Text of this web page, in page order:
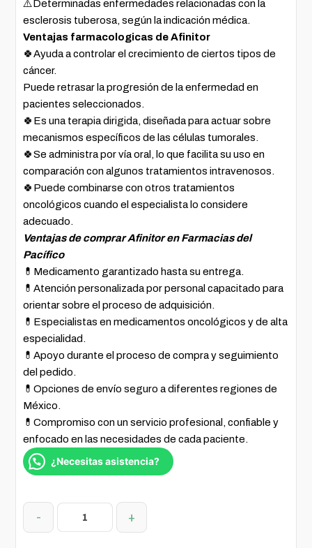
⚠️Determinadas enfermedades relacionadas con la
esclerosis tuberosa, según la indicación médica.
Ventajas farmacologicas de Afinitor
🍀Ayuda a controlar el crecimiento de ciertos tipos de
cáncer.
Puede retrasar la progresión de la enfermedad en
pacientes seleccionados.
🍀Es una terapia dirigida, diseñada para actuar sobre
mecanismos específicos de las células tumorales.
🍀Se administra por vía oral, lo que facilita su uso en
comparación con algunos tratamientos intravenosos.
🍀Puede combinarse con otros tratamientos
oncológicos cuando el especialista lo considere
adecuado.
Ventajas de comprar Afinitor en Farmacias del
Pacífico
💊Medicamento garantizado hasta su entrega.
💊Atención personalizada por personal capacitado para
orientar sobre el proceso de adquisición.
💊Especialistas en medicamentos oncológicos y de alta
especialidad.
💊Apoyo durante el proceso de compra y seguimiento
del pedido.
💊Opciones de envío seguro a diferentes regiones de
México.
💊Compromiso con un servicio profesional, confiable y
enfocado en las necesidades de cada paciente.
¿Necesitas asistencia?
- +